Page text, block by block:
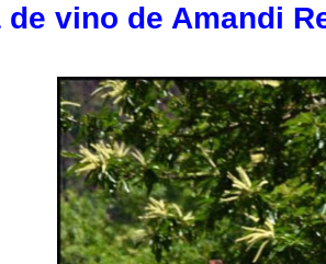
de vino de Amandi